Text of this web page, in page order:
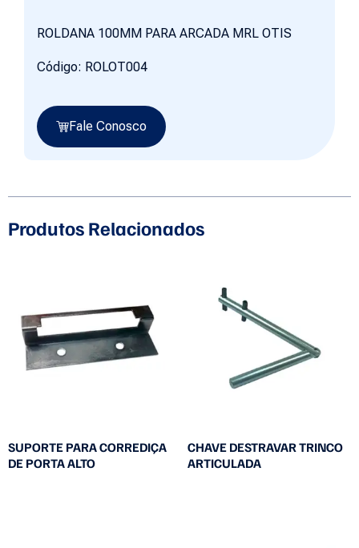
ROLDANA 100MM PARA ARCADA MRL OTIS
Código: ROLOT004
Fale Conosco
Produtos Relacionados
SUPORTE PARA CORREDIÇA
DE PORTA ALTO
CHAVE DESTRAVAR TRINCO
ARTICULADA